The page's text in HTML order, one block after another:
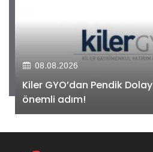
08.08.2026
Kiler GYO’dan Pendik
önemli adım!